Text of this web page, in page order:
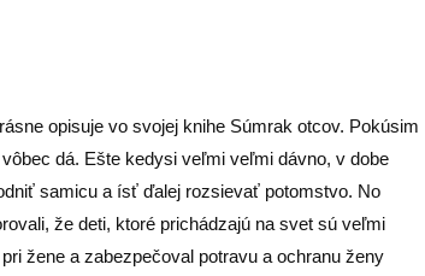
opisuje vo svojej knihe Súmrak otcov. Pokúsim
dá. Ešte kedysi veľmi veľmi dávno, v dobe
samicu a ísť ďalej rozsievať potomstvo. No
že deti, ktoré prichádzajú na svet sú veľmi
žene a zabezpečoval potravu a ochranu ženy